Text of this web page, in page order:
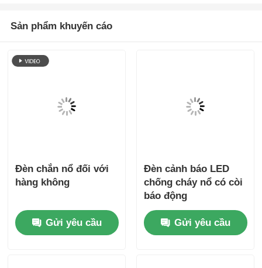
Sản phẩm khuyến cáo
Đèn chắn nổ đối với
hàng không
Gửi yêu cầu
Đèn cảnh báo LED
chống cháy nổ có còi
báo động
Gửi yêu cầu